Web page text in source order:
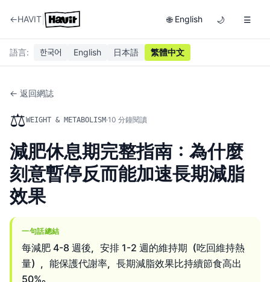
←HAVIT 🌐 English 🌙 ☰
語言: 한국어 English 日本語 繁體中文
← 返回網誌
⚖️WEIGHT & METABOLISM·10 分鐘閱讀
減肥休息期完整指南：為什麼
刻意暫停反而能加速長期減脂
效果
一句話總結
每減肥 4-8 週後，安排 1-2 週的維持期（吃回維持熱
量），能保護代謝率，長期減脂效果比持續節食高出
50%。